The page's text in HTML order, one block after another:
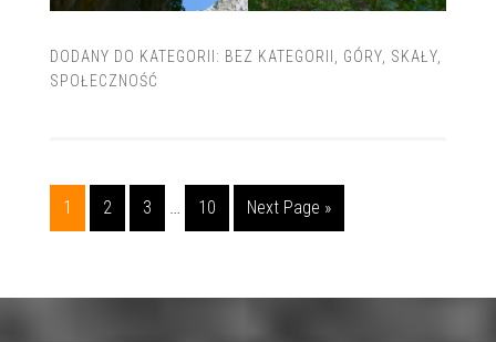
DODANY DO KATEGORII: BEZ KATEGORII , GÓRY, SKAŁY,
SPOŁECZNOŚĆ
1 2 3 … 10 Next Page »